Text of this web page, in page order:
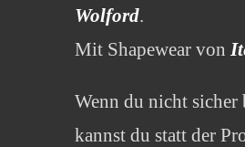
Wolford.
Mit Shapewear von
Wenn du nicht sicher
kannst du statt der